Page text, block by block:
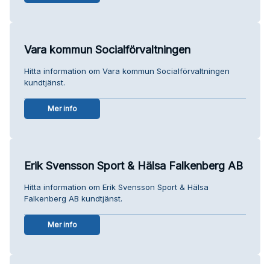
Vara kommun Socialförvaltningen
Hitta information om Vara kommun Socialförvaltningen
kundtjänst.
Mer info
Erik Svensson Sport & Hälsa Falkenberg AB
Hitta information om Erik Svensson Sport & Hälsa
Falkenberg AB kundtjänst.
Mer info